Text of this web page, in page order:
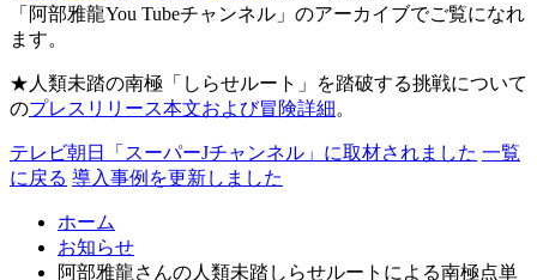
「阿部雅龍You Tubeチャンネル」のアーカイブでご覧になれ
ます。
★人類未踏の南極「しらせルート」を踏破する挑戦について
のプレスリリース本文および冒険詳細。
テレビ朝日「スーパーJチャンネル」に取材されました 一覧
に戻る 導入事例を更新しました
ホーム
お知らせ
阿部雅龍さんの人類未踏しらせルートによる南極点単